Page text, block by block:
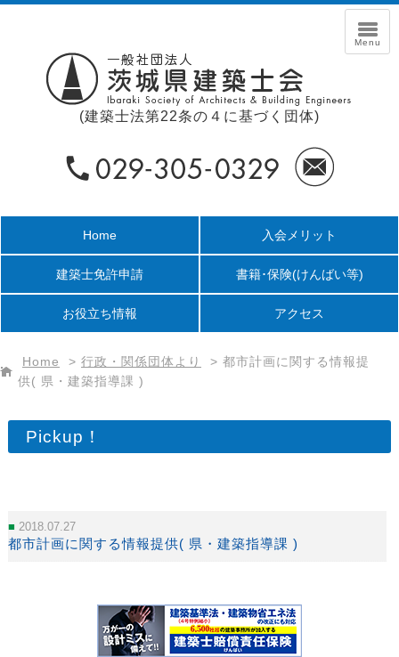
(建築士法第22条の４に基づく団体)
Home 入会メリット
建築士免許申請 書籍･保険(けんばい等)
お役立ち情報 アクセス
Home > 行政・関係団体より > 都市計画に関する情報提
供( 県・建築指導課 )
Pickup！
2018.07.27
都市計画に関する情報提供( 県・建築指導課 )